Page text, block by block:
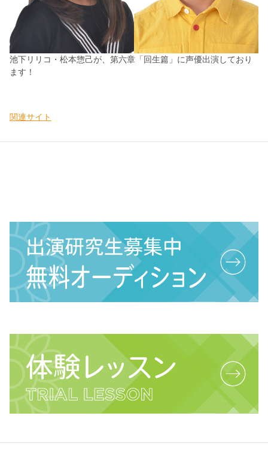
池下リリコ・松本惣己が、第六章「回生篇」に声優出演しており
ます！
関連サイト